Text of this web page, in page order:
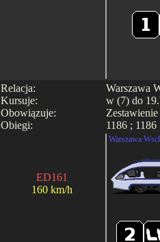
Relacja:
Kursuje:
Obowiązuje:
Obiegi:
Warszawa
w (7) do
1186 ; 1186
ED161
160 km/h
Warszawa